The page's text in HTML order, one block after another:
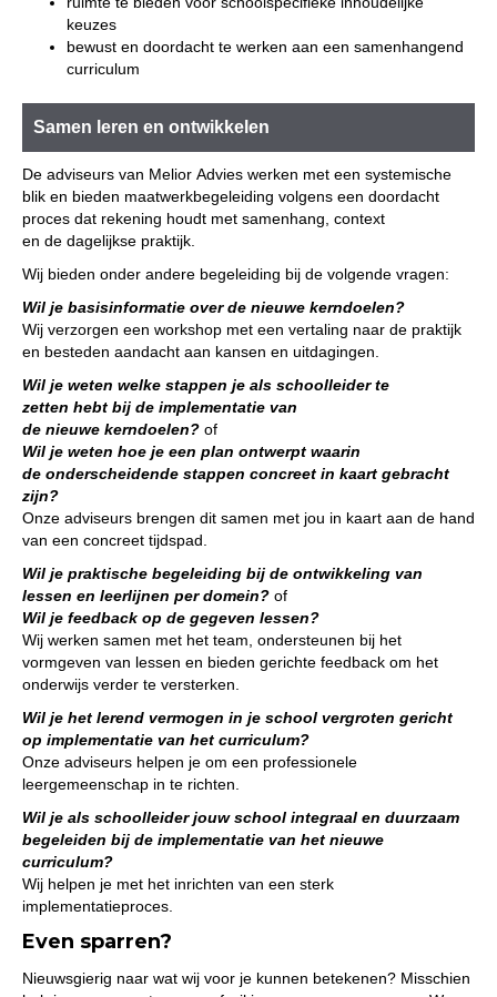
keuzes
bewust en doordacht te werken aan een samenhangend
curriculum
Samen leren en ontwikkelen
De adviseurs van Melior Advies werken met een systemische
blik en bieden maatwerkbegeleiding volgens een doordacht
proces dat rekening houdt met samenhang, context
en de dagelijkse praktijk.
Wij bieden onder andere begeleiding bij de volgende vragen:
Wil je basisinformatie over de nieuwe kerndoelen?
Wij verzorgen een workshop met een vertaling naar de praktijk
en besteden aandacht aan kansen en uitdagingen.
Wil je weten welke stappen je als schoolleider te
zetten hebt bij de implementatie van
de nieuwe kerndoelen? of
Wil je weten hoe je een plan ontwerpt waarin
de onderscheidende stappen concreet in kaart gebracht
zijn?
Onze adviseurs brengen dit samen met jou in kaart aan de hand
van een concreet tijdspad.
Wil je praktische begeleiding bij de ontwikkeling van
lessen en leerlijnen per domein? of
Wil je feedback op de gegeven lessen?
Wij werken samen met het team, ondersteunen bij het
vormgeven van lessen en bieden gerichte feedback om het
onderwijs verder te versterken.
Wil je het lerend vermogen in je school vergroten gericht
op implementatie van het curriculum?
Onze adviseurs helpen je om een professionele
leergemeenschap in te richten.
Wil je als schoolleider jouw school integraal en duurzaam
begeleiden bij de implementatie van het nieuwe
curriculum?
Wij helpen je met het inrichten van een sterk
implementatieproces.
Even sparren?
Nieuwsgierig naar wat wij voor je kunnen betekenen? Misschien